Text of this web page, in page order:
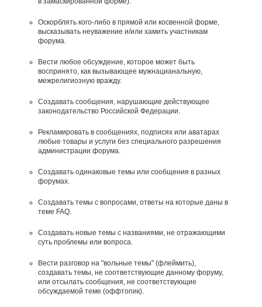
Оскорблять кого-либо в прямой или косвенной форме,
высказывать неуважение и/или хамить участникам
форума.
Вести любое обсуждение, которое может быть
воспринято, как вызывающее мужнацианальную,
межрелигиозную вражду.
Создавать сообщения, наpyшающие действyющее
законодательство Российской Федерации.
Рекламировать в сообщениях, подписях или аватарах
любые товары и услуги без специального разрешения
администрации форума.
Создавать одинаковые темы или сообщения в разных
форумах.
Создавать темы с вопросами, ответы на которые даны в
теме FAQ.
Создавать новые темы с названиями, не отражающими
суть проблемы или вопроса.
Вести разговор на "вольные темы" (флеймить),
создавать темы, не соответствующие данному форуму,
или отсылать сообщения, не соответствующие
обсуждаемой теме (оффтопик).